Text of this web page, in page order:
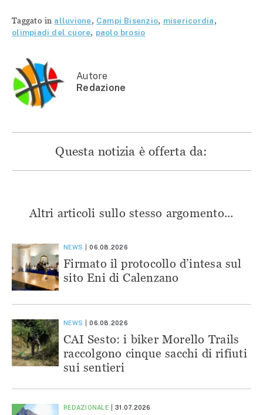
Twitter
(Si
apre
in
(Si
apre
in
una
(Si
apre
(Si
apre
Taggato in alluvione, Campi Bisenzio, misericordia,
olimpiadi del cuore, paolo brosio
Autore
Redazione
Questa notizia è offerta da:
Altri articoli sullo stesso argomento...
NEWS 06.08.2026
Firmato il protocollo d’intesa sul
sito Eni di Calenzano
NEWS 06.08.2026
CAI Sesto: i biker Morello Trails
raccolgono cinque sacchi di rifiuti
sui sentieri
REDAZIONALE 31.07.2026